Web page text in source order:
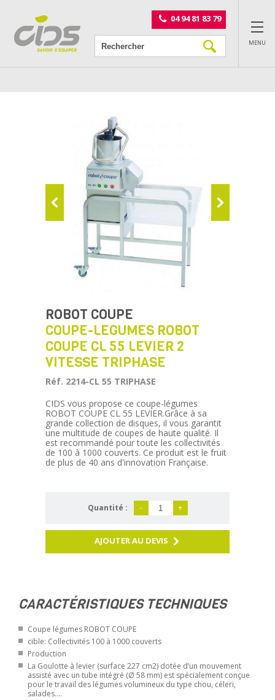
04 94 81 83 79
MENU
ROBOT COUPE
COUPE-LEGUMES ROBOT
COUPE CL 55 LEVIER 2
VITESSE TRIPHASE
Réf. 2214-CL 55 TRIPHASE
CIDS vous propose ce coupe-légumes
ROBOT COUPE CL 55 LEVIER.Grâce à sa
grande collection de disques, il vous garantit
une multitude de coupes de haute qualité. Il
est recommandé pour toute les collectivités
de 100 à 1000 couverts. Ce produit est le fruit
de plus de 40 ans d'innovation Française.
Quantité : - +
AJOUTER AU DEVIS
CARACTÉRISTIQUES TECHNIQUES
Coupe légumes ROBOT COUPE
cible: Collectivités 100 à 1000 couverts
Production
La Goulotte à levier (surface 227 cm2) dotée d’un mouvement
assisté avec un tube intégré (Ø 58 mm) est spécialement conçue
pour le travail des légumes volumineux du type chou, céleri,
salades….